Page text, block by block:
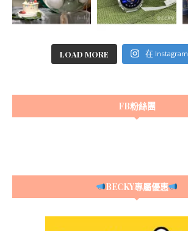
LOAD MORE 在
FB粉絲團
BECKY專屬優惠